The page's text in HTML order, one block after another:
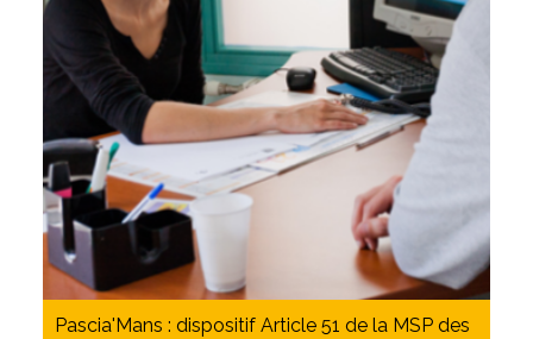
Pascia'Mans : dispositif Article 51 de la MSP des